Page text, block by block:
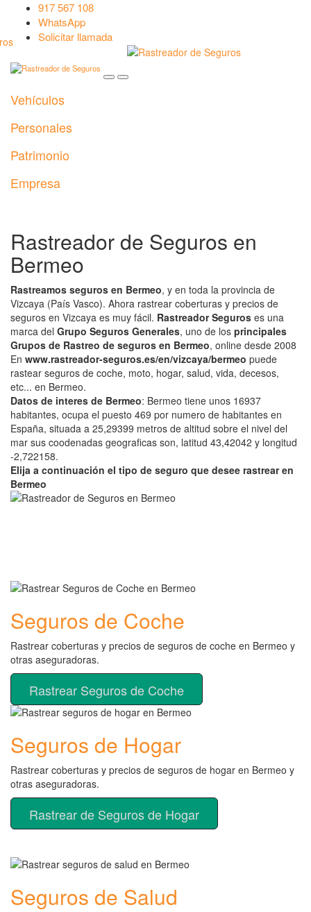
917 567 108
WhatsApp
Solicitar llamada
Vehículos
Personales
Patrimonio
Empresa
Rastreador de Seguros en
Bermeo
Rastreamos seguros en Bermeo, y en toda la provincia de
Vizcaya (País Vasco). Ahora rastrear coberturas y precios de
seguros en Vizcaya es muy fácil. Rastreador Seguros es una
marca del Grupo Seguros Generales, uno de los principales
Grupos de Rastreo de seguros en Bermeo, online desde 2008
En www.rastreador-seguros.es/en/vizcaya/bermeo puede
rastear seguros de coche, moto, hogar, salud, vida, decesos,
etc... en Bermeo.
Datos de interes de Bermeo: Bermeo tiene unos 16937
habitantes, ocupa el puesto 469 por numero de habitantes en
España, situada a 25,29399 metros de altitud sobre el nivel del
mar sus coodenadas geograficas son, latitud 43,42042 y longitud
-2,722158.
Elija a continuación el tipo de seguro que desee rastrear en
Bermeo
Seguros de Coche
Rastrear coberturas y precios de seguros de coche en Bermeo y
otras aseguradoras.
Rastrear Seguros de Coche
Seguros de Hogar
Rastrear coberturas y precios de seguros de hogar en Bermeo y
otras aseguradoras.
Rastrear de Seguros de Hogar
Seguros de Salud